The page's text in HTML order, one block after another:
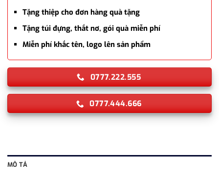
Tặng thiệp cho đơn hàng quà tặng
Tặng túi đựng, thắt nơ, gói quà miễn phí
Miễn phí khắc tên, logo lên sản phẩm
0777.222.555
0777.444.666
MÔ TẢ